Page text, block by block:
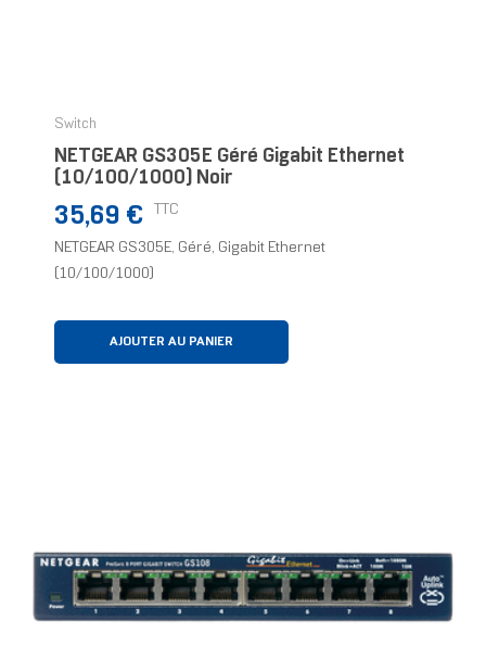
Switch
NETGEAR GS305E Géré Gigabit Ethernet
(10/100/1000) Noir
Prix
35,69 € TTC
NETGEAR GS305E, Géré, Gigabit Ethernet
(10/100/1000)
AJOUTER AU PANIER